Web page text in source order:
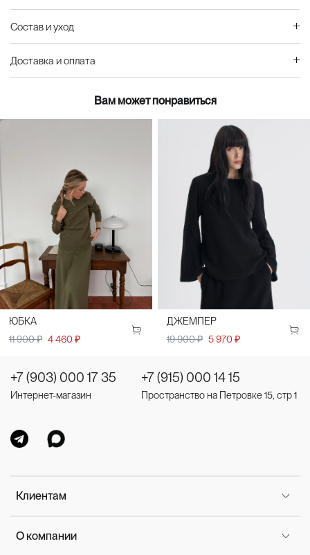
Состав и уход
Доставка и оплата
Вам может понравиться
ЮБКА
11 900 ₽ 4 460 ₽
ДЖЕМПЕР
19 900 ₽ 5 970 ₽
Клиентам
О компании
+7 (903) 000 17 35
Интернет-магазин
+7 (915) 000 14 15
Пространство на Петровке 15, стр 1